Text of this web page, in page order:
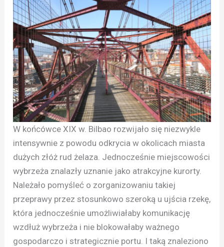
W końcówce XIX w. Bilbao rozwijało się niezwykle
intensywnie z powodu odkrycia w okolicach miasta
dużych złóż rud żelaza. Jednocześnie miejscowości
wybrzeża znalazły uznanie jako atrakcyjne kurorty.
Należało pomyśleć o zorganizowaniu takiej
przeprawy przez stosunkowo szeroką u ujścia rzekę,
która jednocześnie umożliwiałaby komunikację
wzdłuż wybrzeża i nie blokowałaby ważnego
gospodarczo i strategicznie portu. I taką znaleziono